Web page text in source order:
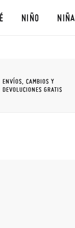
NIÑO NIÑA
ENVÍOS, CAMBIOS Y
DEVOLUCIONES GRATIS